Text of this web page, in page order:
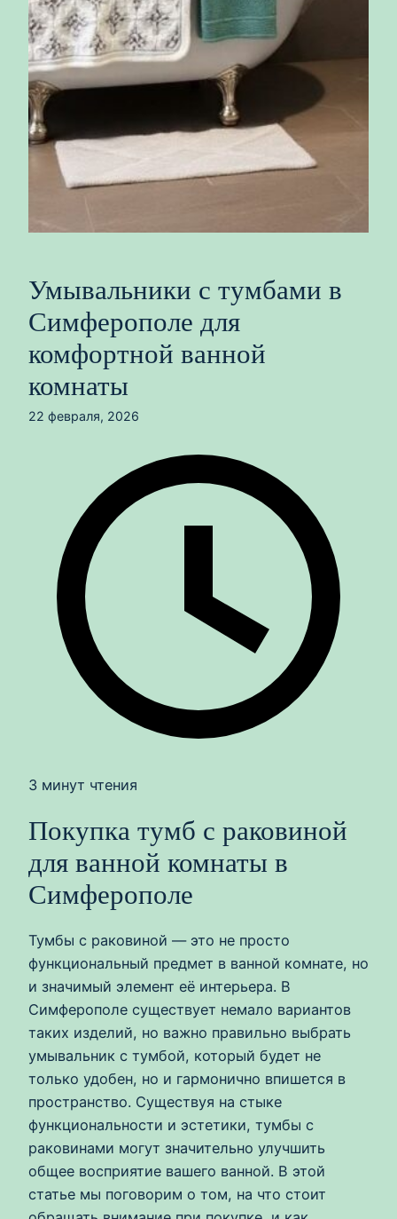
Умывальники с тумбами в
Симферополе для
комфортной ванной
комнаты
22 февраля, 2026
3 минут чтения
Покупка тумб с раковиной
для ванной комнаты в
Симферополе
Тумбы с раковиной — это не просто
функциональный предмет в ванной комнате, но
и значимый элемент её интерьера. В
Симферополе существует немало вариантов
таких изделий, но важно правильно выбрать
умывальник с тумбой, который будет не
только удобен, но и гармонично впишется в
пространство. Существуя на стыке
функциональности и эстетики, тумбы с
раковинами могут значительно улучшить
общее восприятие вашего ванной. В этой
статье мы поговорим о том, на что стоит